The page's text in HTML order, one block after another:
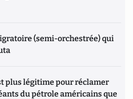
(semi-orchestrée) qui
plus légitime pour réclamer
du pétrole américains que